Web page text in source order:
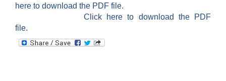
here to download the PDF file.
Click here to download the PDF
file.